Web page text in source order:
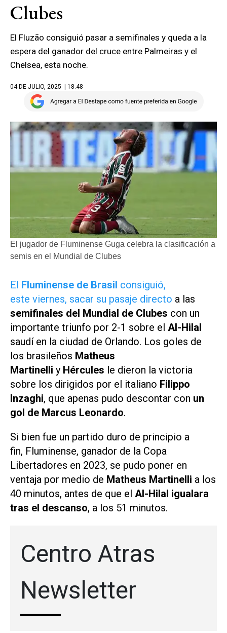
Clubes
El Fluzão consiguió pasar a semifinales y queda a la
espera del ganador del cruce entre Palmeiras y el
Chelsea, esta noche.
04 DE JULIO, 2025 | 18.48
El jugador de Fluminense Guga celebra la clasificación a
semis en el Mundial de Clubes
El Fluminense de Brasil consiguió,
este viernes, sacar su pasaje directo a las
semifinales del Mundial de Clubes con un
importante triunfo por 2-1 sobre el Al-Hilal
saudí en la ciudad de Orlando. Los goles de
los brasileños Matheus
Martinelli y Hércules le dieron la victoria
sobre los dirigidos por el italiano Filippo
Inzaghi, que apenas pudo descontar con un
gol de Marcus Leonardo.
Si bien fue un partido duro de principio a
fin, Fluminense, ganador de la Copa
Libertadores en 2023, se pudo poner en
ventaja por medio de Matheus Martinelli a los
40 minutos, antes de que el Al-Hilal igualara
tras el descanso, a los 51 minutos.